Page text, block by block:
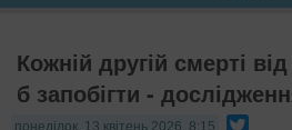
Кожній другій смерті
б запобігти -
понеділок, 13 квітень 2026, 8:15